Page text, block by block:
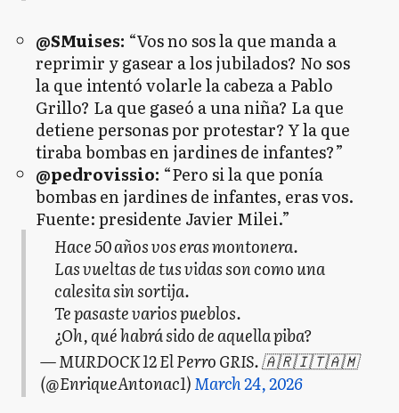
@SMuises: “Vos no sos la que manda a
reprimir y gasear a los jubilados? No sos
la que intentó volarle la cabeza a Pablo
Grillo? La que gaseó a una niña? La que
detiene personas por protestar? Y la que
tiraba bombas en jardines de infantes?”
@pedrovissio: “Pero si la que ponía
bombas en jardines de infantes, eras vos.
Fuente: presidente Javier Milei.”
Hace 50 años vos eras montonera.
Las vueltas de tus vidas son como una
calesita sin sortija.
Te pasaste varios pueblos.
¿Oh, qué habrá sido de aquella piba?
— MURDOCK 12 El Perro GRIS. 🇦🇷🇮🇹🇦🇲
(@EnriqueAntonac1)March 24, 2026